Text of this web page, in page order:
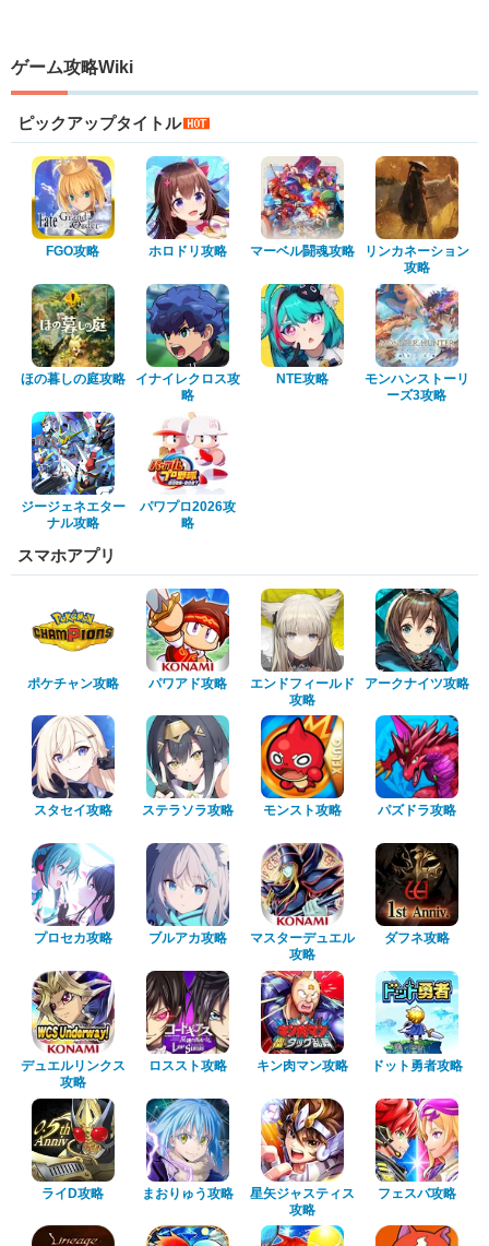
ゲーム攻略Wiki
ピックアップタイトル
FGO攻略 ホロドリ攻略 マーベル闘魂攻略
リンカネーション
攻略
ほの暮しの庭攻略
イナイレクロス攻
略
NTE攻略
モンハンストーリ
ーズ3攻略
ジージェネエター
ナル攻略
パワプロ2026攻
略
スマホアプリ
ポケチャン攻略 パワアド攻略
エンドフィールド
攻略
アークナイツ攻略
スタセイ攻略 ステラソラ攻略 モンスト攻略 パズドラ攻略
プロセカ攻略 ブルアカ攻略
マスターデュエル
攻略
ダフネ攻略
デュエルリンクス
攻略
ロススト攻略 キン肉マン攻略 ドット勇者攻略
ライD攻略 まおりゅう攻略
星矢ジャスティス
攻略
フェスバ攻略